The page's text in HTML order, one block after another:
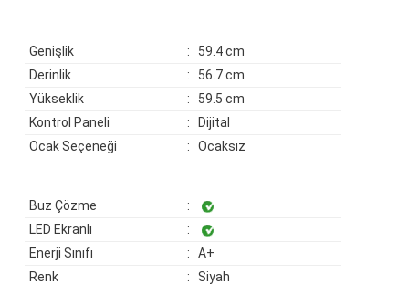
Genişlik
: 59.4 cm
Derinlik
: 56.7 cm
Yükseklik
: 59.5 cm
Kontrol Paneli
: Dijital
Ocak Seçeneği
: Ocaksız
Buz Çözme
:
LED Ekranlı
:
Enerji Sınıfı
: A+
Renk
: Siyah